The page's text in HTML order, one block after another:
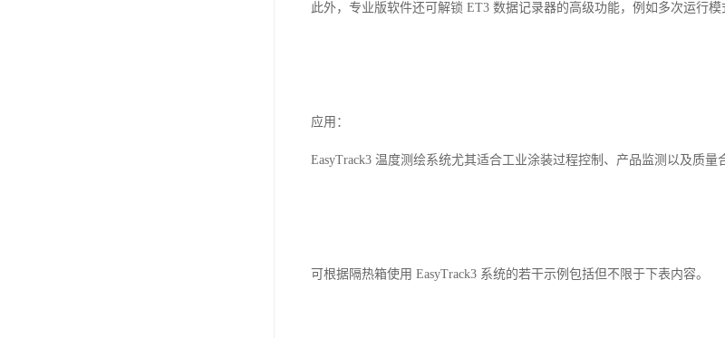
此外，专业版软件还可解锁 ET3 数据记录器的高级功能，例如多次运行模
应用：
EasyTrack3 温度测绘系统尤其适合工业涂装过程控制、产品监测以及质量
可根据隔热箱使用 EasyTrack3 系统的若干示例包括但不限于下表内容。